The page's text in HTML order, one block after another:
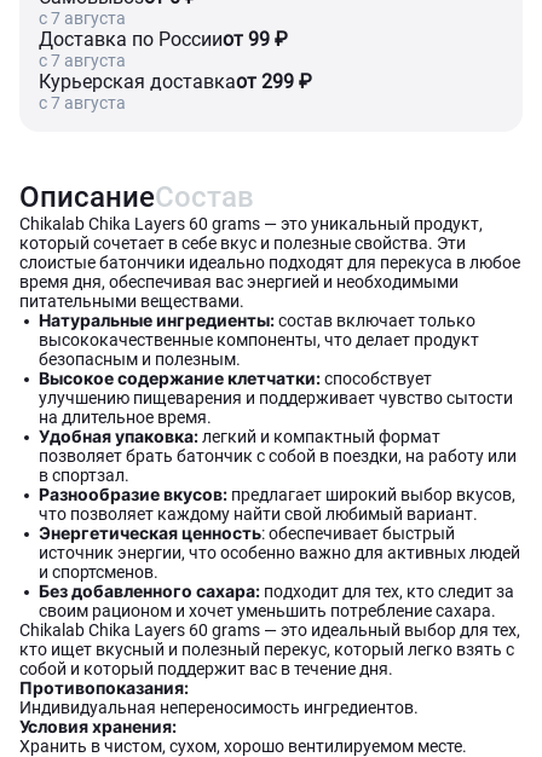
c 7 августа
Доставка по Россииот 99 ₽
c 7 августа
Курьерская доставкаот 299 ₽
c 7 августа
ОписаниеСостав
Chikalab Chika Layers 60 grams — это уникальный продукт,
который сочетает в себе вкус и полезные свойства. Эти
слоистые батончики идеально подходят для перекуса в любое
время дня, обеспечивая вас энергией и необходимыми
питательными веществами.
Натуральные ингредиенты:состав включает только
высококачественные компоненты, что делает продукт
безопасным и полезным.
Высокое содержание клетчатки:способствует
улучшению пищеварения и поддерживает чувство сытости
на длительное время.
Удобная упаковка:легкий и компактный формат
позволяет брать батончик с собой в поездки, на работу или
в спортзал.
Разнообразие вкусов: предлагает широкий выбор вкусов,
что позволяет каждому найти свой любимый вариант.
Энергетическая ценность: обеспечивает быстрый
источник энергии, что особенно важно для активных людей
и спортсменов.
Без добавленного сахара: подходит для тех, кто следит за
своим рационом и хочет уменьшить потребление сахара.
Chikalab Chika Layers 60 grams — это идеальный выбор для тех,
кто ищет вкусный и полезный перекус, который легко взять с
собой и который поддержит вас в течение дня.
Противопоказания:
Индивидуальная непереносимость ингредиентов.
Условия хранения:
Хранить в чистом, сухом, хорошо вентилируемом месте.